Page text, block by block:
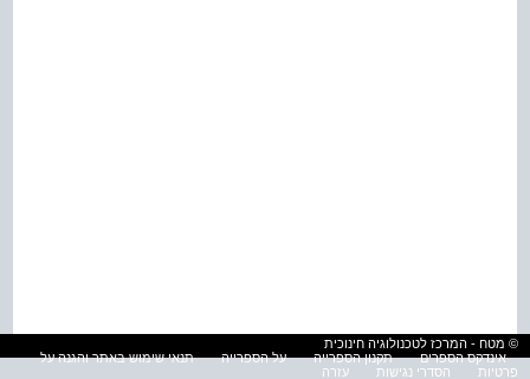
© מטח - המרכז לטכנולוגיה חינוכית
אינדקס הספרים
תקנון הספרייה על הספרייה
תנאי שימוש באתר והגנה על
פרטיות
הסדרי נגישות עזרה